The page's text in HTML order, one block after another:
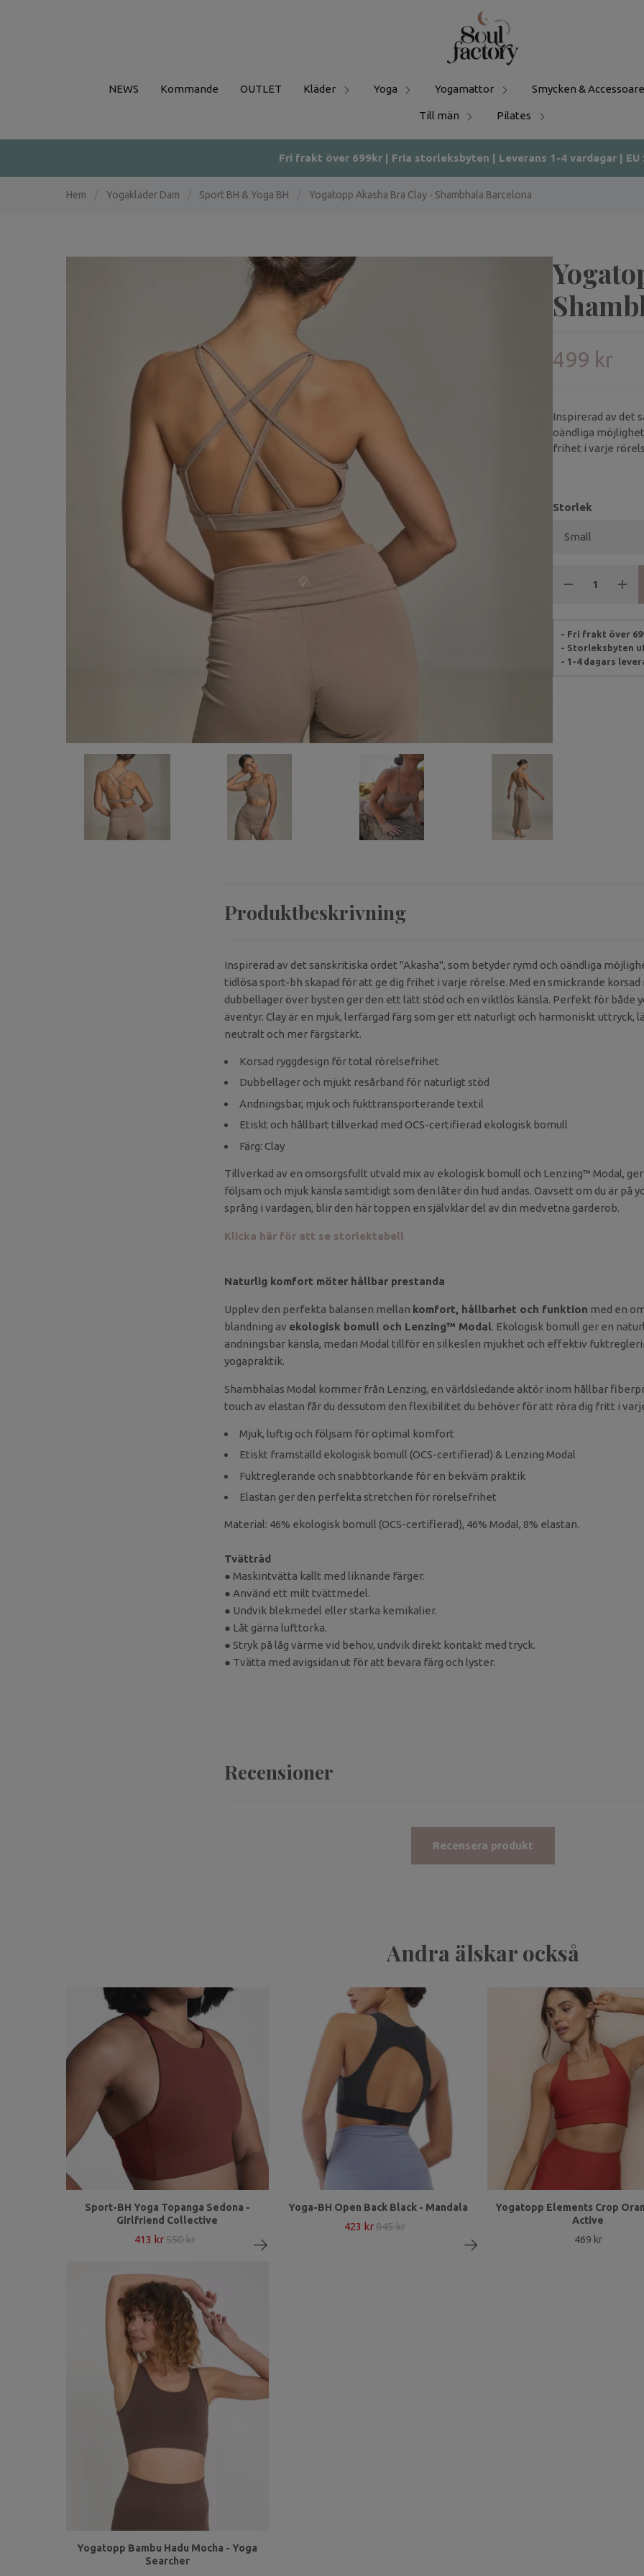
NEWS Kommande OUTLET Kläder Yoga Yogamattor Smycken &
Till män Pilates
Fri frakt över 699kr | Fria storleksbyten | Leverans 1-4 vardagar | EU
Hem Yogakläder Dam Sport BH & Yoga BH Yogatopp Akasha Bra Clay - Shambhala Barcelona
499 kr
Inspirerad av det
oändliga
frihet i varje
Storlek
- Fri frakt över
- Storleksbyten
- 1-4 dagars
Produktbeskrivning
Inspirerad av det sanskritiska ordet "Akasha", som betyder rymd och oändliga
tidlösa sport-bh skapad för att ge dig frihet i varje rörelse. Med en smickrande korsad
dubbellager över bysten ger den ett lätt stöd och en viktlös känsla. Perfekt för både
äventyr. Clay är en mjuk, lerfärgad färg som ger ett naturligt och harmoniskt uttryck,
neutralt och mer färgstarkt.
Korsad ryggdesign för total rörelsefrihet
Dubbellager och mjukt resårband för naturligt stöd
Andningsbar, mjuk och fukttransporterande textil
Etiskt och hållbart tillverkad med OCS-certifierad ekologisk bomull
Färg: Clay
Tillverkad av en omsorgsfullt utvald mix av ekologisk bomull och Lenzing™ Modal, ger
följsam och mjuk känsla samtidigt som den låter din hud andas. Oavsett om du är på
språng i vardagen, blir den här toppen en självklar del av din medvetna garderob.
Klicka här för att se storlektabell
Naturlig komfort möter hållbar prestanda
Upplev den perfekta balansen mellan komfort, hållbarhet och funktion med en
blandning av ekologisk bomull och Lenzing™ Modal. Ekologisk bomull ger en
andningsbar känsla, medan Modal tillför en silkeslen mjukhet och effektiv
yogapraktik.
Shambhalas Modal kommer från Lenzing, en världsledande aktör inom hållbar
touch av elastan får du dessutom den flexibilitet du behöver för att röra dig fritt i
Mjuk, luftig och följsam för optimal komfort
Etiskt framställd ekologisk bomull (OCS-certifierad) & Lenzing Modal
Fuktreglerande och snabbtorkande för en bekväm praktik
Elastan ger den perfekta stretchen för rörelsefrihet
Material: 46% ekologisk bomull (OCS-certifierad), 46% Modal, 8% elastan.
Tvättråd
● Maskintvätta kallt med liknande färger.
● Använd ett milt tvättmedel.
● Undvik blekmedel eller starka kemikalier.
● Låt gärna lufttorka.
● Stryk på låg värme vid behov, undvik direkt kontakt med tryck.
● Tvätta med avigsidan ut för att bevara färg och lyster.
Recensioner
Recensera produkt
Andra älskar också
Sport-BH Yoga Topanga Sedona -
Girlfriend Collective
413 kr 550 kr
Yoga-BH Open Back Black - Mandala
423 kr 845 kr
Yogatopp Elements Crop
Active
469 kr
Yogatopp Bambu Hadu Mocha - Yoga
Searcher